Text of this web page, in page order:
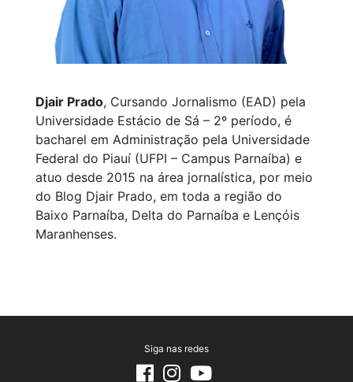
Djair Prado, Cursando Jornalismo (EAD) pela
Universidade Estácio de Sá – 2º período, é
bacharel em Administração pela Universidade
Federal do Piauí (UFPI – Campus Parnaíba) e
atuo desde 2015 na área jornalística, por meio
do Blog Djair Prado, em toda a região do
Baixo Parnaíba, Delta do Parnaíba e Lençóis
Maranhenses.
Siga nas redes